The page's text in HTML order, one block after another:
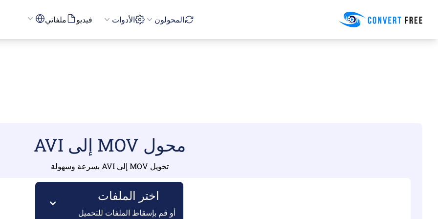
Convert Free المحولون الأدوات فيديو ملفاتي
محول MOV إلى AVI
تحويل MOV إلى AVI بسرعة وسهولة
اختر الملفات
أو قم بإسقاط الملفات للتحميل